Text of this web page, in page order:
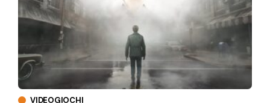
VIDEOGIOCHI